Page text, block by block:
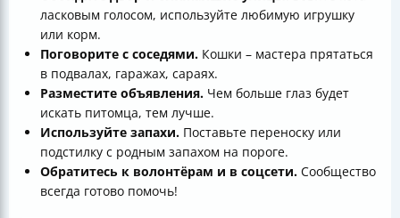
ласковым голосом, используйте любимую игрушку
или корм.
Поговорите с соседями. Кошки – мастера прятаться
в подвалах, гаражах, сараях.
Разместите объявления. Чем больше глаз будет
искать питомца, тем лучше.
Используйте запахи. Поставьте переноску или
подстилку с родным запахом на пороге.
Обратитесь к волонтёрам и в соцсети. Сообщество
всегда готово помочь!